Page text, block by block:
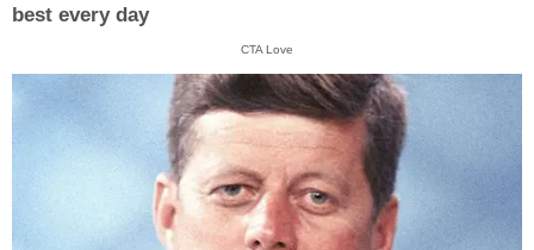
best every day
CTA Love